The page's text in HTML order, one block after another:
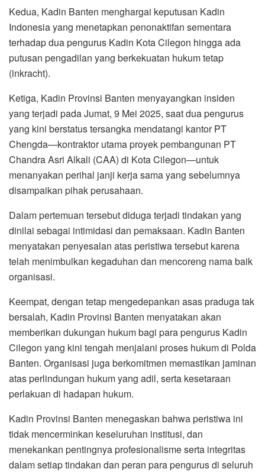
Kedua, Kadin Banten menghargai keputusan Kadin
Indonesia yang menetapkan penonaktifan sementara
terhadap dua pengurus Kadin Kota Cilegon hingga ada
putusan pengadilan yang berkekuatan hukum tetap
(inkracht).
Ketiga, Kadin Provinsi Banten menyayangkan insiden
yang terjadi pada Jumat, 9 Mei 2025, saat dua pengurus
yang kini berstatus tersangka mendatangi kantor PT
Chengda—kontraktor utama proyek pembangunan PT
Chandra Asri Alkali (CAA) di Kota Cilegon—untuk
menanyakan perihal janji kerja sama yang sebelumnya
disampaikan pihak perusahaan.
Dalam pertemuan tersebut diduga terjadi tindakan yang
dinilai sebagai intimidasi dan pemaksaan. Kadin Banten
menyatakan penyesalan atas peristiwa tersebut karena
telah menimbulkan kegaduhan dan mencoreng nama baik
organisasi.
Keempat, dengan tetap mengedepankan asas praduga tak
bersalah, Kadin Provinsi Banten menyatakan akan
memberikan dukungan hukum bagi para pengurus Kadin
Cilegon yang kini tengah menjalani proses hukum di Polda
Banten. Organisasi juga berkomitmen memastikan jaminan
atas perlindungan hukum yang adil, serta kesetaraan
perlakuan di hadapan hukum.
Kadin Provinsi Banten menegaskan bahwa peristiwa ini
tidak mencerminkan keseluruhan institusi, dan
menekankan pentingnya profesionalisme serta integritas
dalam setiap tindakan dan peran para pengurus di seluruh